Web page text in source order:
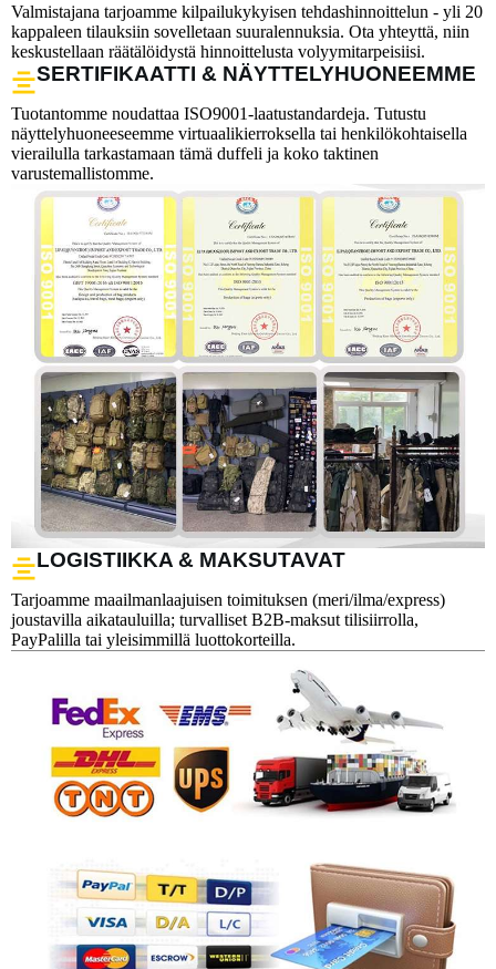
Valmistajana tarjoamme kilpailukykyisen tehdashinnoittelun - yli 20
kappaleen tilauksiin sovelletaan suuralennuksia. Ota yhteyttä, niin
keskustellaan räätälöidystä hinnoittelusta volyymitarpeisiisi.
SERTIFIKAATTI & NÄYTTELYHUONEEMME
Tuotantomme noudattaa ISO9001-laatustandardeja. Tutustu
näyttelyhuoneeseemme virtuaalikierroksella tai henkilökohtaisella
vierailulla tarkastamaan tämä duffeli ja koko taktinen
varustemallistomme.
LOGISTIIKKA & MAKSUTAVAT
Tarjoamme maailmanlaajuisen toimituksen (meri/ilma/express)
joustavilla aikatauluilla; turvalliset B2B-maksut tilisiirrolla,
PayPalilla tai yleisimmillä luottokorteilla.